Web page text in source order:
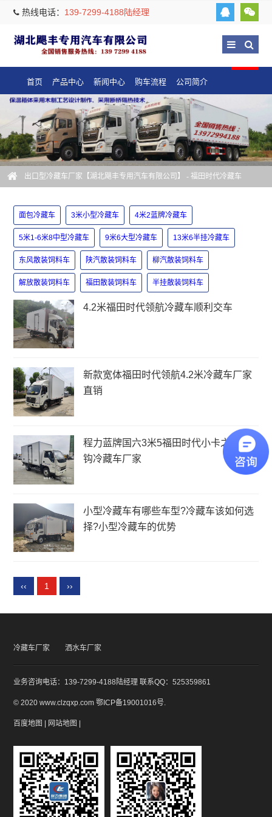
热线电话： 139-7299-4188陆经理
首页 产品中心 新闻中心 购车流程 公司简介
出口型冷藏车厂家【湖北飓丰专用汽车有限公司】 - 福田时代冷藏车
面包冷藏车 3米小型冷藏车 4米2蓝牌冷藏车
5米1-6米8中型冷藏车 9米6大型冷藏车 13米6半挂冷藏车
东风散装饲料车 陕汽散装饲料车 柳汽散装饲料车
解放散装饲料车 福田散装饲料车 半挂散装饲料车
4.2米福田时代领航冷藏车顺利交车
新款宽体福田时代领航4.2米冷藏车厂家
直销
程力蓝牌国六3米5福田时代小卡之星3肉
钩冷藏车厂家
小型冷藏车有哪些车型?冷藏车该如何选
择?小型冷藏车的优势
‹‹ 1 ››
冷藏车厂家 洒水车厂家
业务咨询电话：139-7299-4188陆经理 联系QQ：525359861
© 2020 www.clzqxp.com鄂ICP备19001016号.
百度地图 网站地图